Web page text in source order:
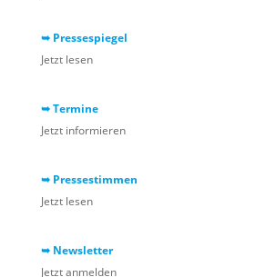
➥ Pressespiegel
Jetzt lesen
➥ Termine
Jetzt informieren
➥ Pressestimmen
Jetzt lesen
➥ Newsletter
Jetzt anmelden